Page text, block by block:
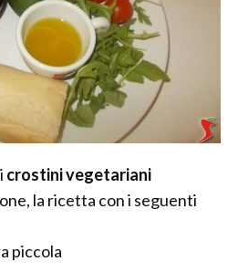
crostini vegetariani
la ricetta con i seguenti
piccola